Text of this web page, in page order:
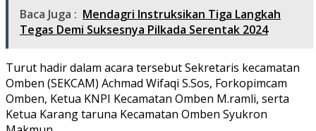
Baca Juga : Mendagri Instruksikan Tiga Langkah
Tegas Demi Suksesnya Pilkada Serentak 2024
Turut hadir dalam acara tersebut Sekretaris kecamatan
Omben (SEKCAM) Achmad Wifaqi S.Sos, Forkopimcam
Omben, Ketua KNPI Kecamatan Omben M.ramli, serta
Ketua Karang taruna Kecamatan Omben Syukron